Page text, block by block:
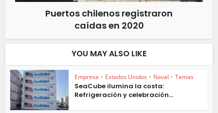
Puertos chilenos registraron
caídas en 2020
YOU MAY ALSO LIKE
Empresa • Estados Unidos • Naval • Temas
SeaCube ilumina la costa:
Refrigeración y celebración...